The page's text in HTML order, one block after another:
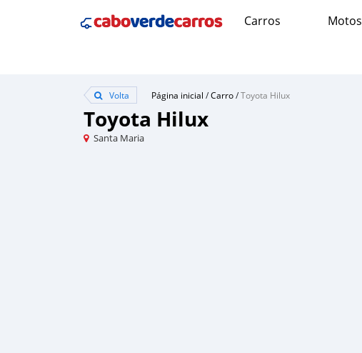
Carros Motos
Volta Página inicial /Carro/Toyota Hilux
Toyota Hilux
Santa Maria